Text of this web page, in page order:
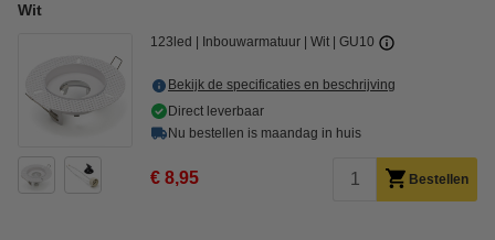
Wit
123led Inbouwarmatuur Wit GU10
Bekijk de specificaties en beschrijving
Direct leverbaar
Nu bestellen is maandag in huis
€ 8,95 Bestellen